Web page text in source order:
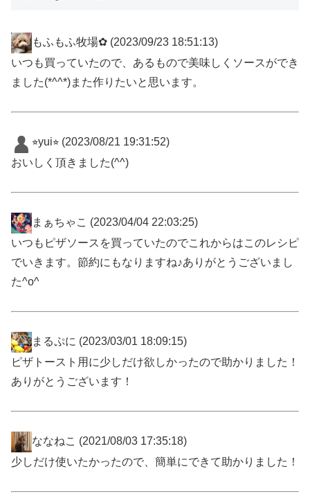
もふもふ牧場✿ (2023/09/23 18:51:13)
いつも買っていたので、あるもので美味しくソースができ
ました(*^^*)また作りたいと思います。
⭐︎yui⭐︎ (2023/08/21 19:31:52)
おいしく頂きました(^^)
まぁちゃこ (2023/04/04 22:03:25)
いつもピザソースを買っていたのでこれからはこのレシピ
でいきます。節約にもなりますね♪ありがとうございまし
た^o^
まるぷに (2023/03/01 18:09:15)
ピザトースト用に少しだけ欲しかったので助かりました！
ありがとうございます！
ななねこ (2021/08/03 17:35:18)
少しだけ使いたかったので、簡単にできて助かりました！